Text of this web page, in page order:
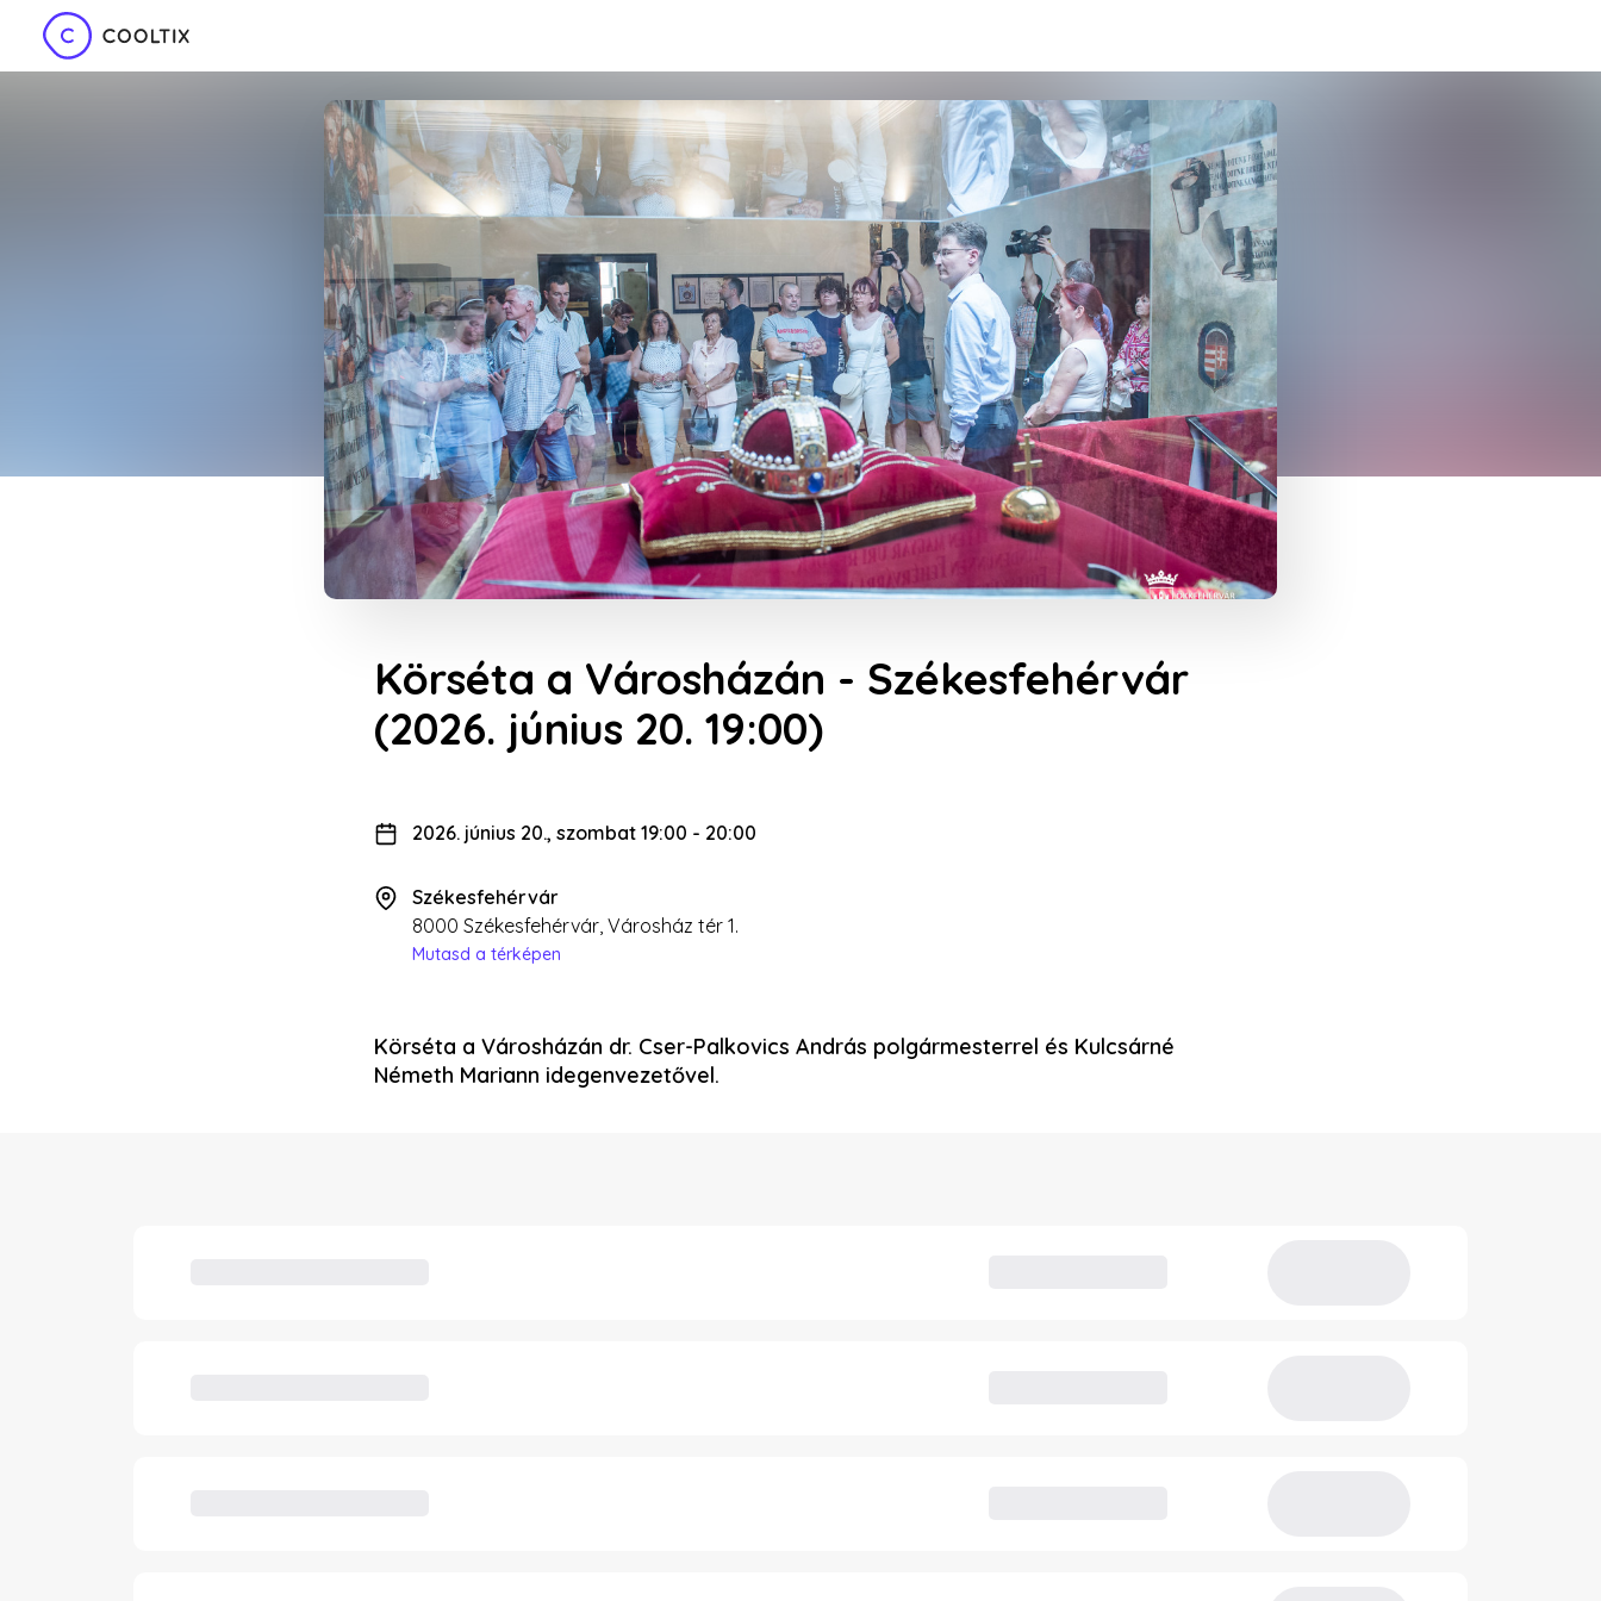
Körséta a Városházán - Székesfehérvár
(2026. június 20. 19:00)
2026. június 20., szombat 19:00 - 20:00
Székesfehérvár
8000 Székesfehérvár, Városház tér 1.
Mutasd a térképen
Körséta a Városházán dr. Cser-Palkovics András polgármesterrel és Kulcsárné
Németh Mariann idegenvezetővel.